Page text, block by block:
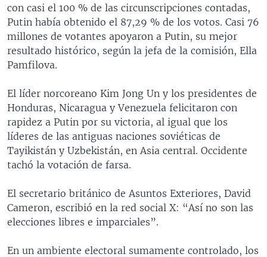
con casi el 100 % de las circunscripciones contadas,
Putin había obtenido el 87,29 % de los votos. Casi 76
millones de votantes apoyaron a Putin, su mejor
resultado histórico, según la jefa de la comisión, Ella
Pamfilova.
El líder norcoreano Kim Jong Un y los presidentes de
Honduras, Nicaragua y Venezuela felicitaron con
rapidez a Putin por su victoria, al igual que los
líderes de las antiguas naciones soviéticas de
Tayikistán y Uzbekistán, en Asia central. Occidente
tachó la votación de farsa.
El secretario británico de Asuntos Exteriores, David
Cameron, escribió en la red social X: “Así no son las
elecciones libres e imparciales”.
En un ambiente electoral sumamente controlado, los